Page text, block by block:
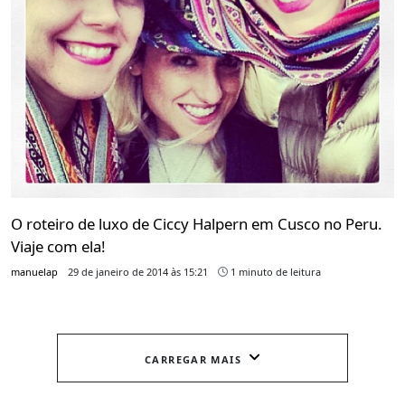
O roteiro de luxo de Ciccy Halpern em Cusco no Peru.
Viaje com ela!
manuelap 29 de janeiro de 2014 às 15:21 1 minuto de leitura
CARREGAR MAIS